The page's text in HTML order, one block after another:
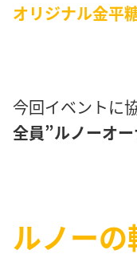
オリジナル金平
今回イベントに
全員”ルノーオ
ルノー